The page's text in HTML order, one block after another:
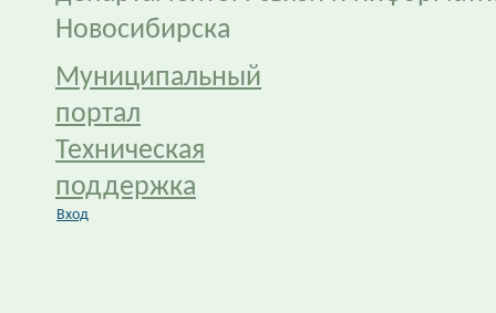
Новосибирска
Муниципальный
портал
Техническая
поддержка
Вход